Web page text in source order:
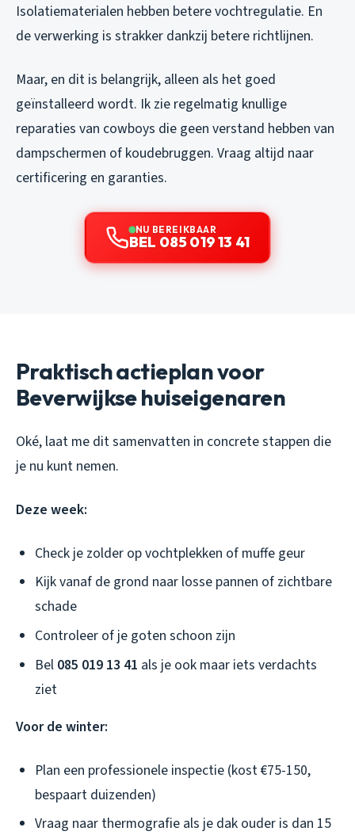
Isolatiematerialen hebben betere vochtregulatie. En
de verwerking is strakker dankzij betere richtlijnen.
Maar, en dit is belangrijk, alleen als het goed
geïnstalleerd wordt. Ik zie regelmatig knullige
reparaties van cowboys die geen verstand hebben van
dampschermen of koudebruggen. Vraag altijd naar
certificering en garanties.
NU BEREIKBAAR
BEL 085 019 13 41
Praktisch actieplan voor
Beverwijkse huiseigenaren
Oké, laat me dit samenvatten in concrete stappen die
je nu kunt nemen.
Deze week:
Check je zolder op vochtplekken of muffe geur
Kijk vanaf de grond naar losse pannen of zichtbare
schade
Controleer of je goten schoon zijn
Bel 085 019 13 41 als je ook maar iets verdachts
ziet
Voor de winter:
Plan een professionele inspectie (kost €75-150,
bespaart duizenden)
Vraag naar thermografie als je dak ouder is dan 15